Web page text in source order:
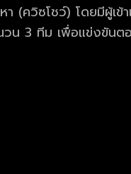
(ควิซโชว์) โดยมีผู้เ
น 3 ทีม เพื่อแข่งขันต